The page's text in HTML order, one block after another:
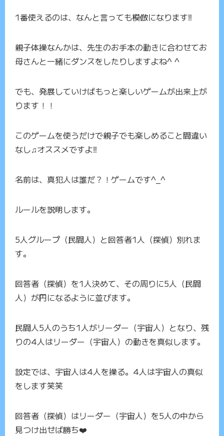
1番使えるのは、なんと言っても模倣になります‼️
親子体操なんかは、先生のお手本の動きに合わせてお
母さんと一緒にダンスをしたりしますよね^ ^
でも、発展していけばもっと楽しいゲームが出来上が
ります！！
このゲームを使うだけで親子でも楽しめること間違い
なし♫オススメですよ‼️
名前は、真犯人は誰だ？！ゲームです^_^
ルールを説明します。
5人グループ（民間人）と回答者1人（探偵）別れま
す。
回答者（探偵）を1人決めて、その周りに5人（民間
人）が円になるように並びます。
民間人5人のうち1人がリーダー（宇宙人）となり、残
りの4人はリーダー（宇宙人）の動きを真似します。
設定では、宇宙人は4人を操る。4人は宇宙人の真似
をします笑笑
回答者（探偵）はリーダー（宇宙人）を5人の中から
見つけ出せば勝ち❤️